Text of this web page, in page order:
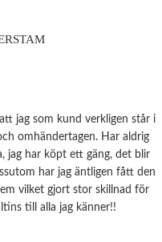
jag som kund verkligen står i
Har aldrig
jag har köpt ett gäng, det blir
har jag äntligen fått den
vilket gjort stor skillnad för
till alla jag känner!!